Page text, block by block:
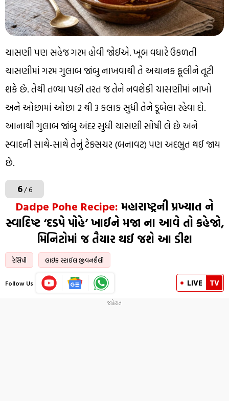
ચાસણી પણ સહેજ ગરમ હોવી જોઈએ. ખૂબ વધારે ઉકળતી
ચાસણીમાં ગરમ ગુલાબ જાંબુ નાખવાથી તે અચાનક ફૂલીને તૂટી
શકે છે. તેથી તળ્યા પછી તરત જ તેને નવશેકી ચાસણીમાં નાખો
અને ઓછામાં ઓછા 2 થી 3 કલાક સુધી તેને ડૂબેલા રહેવા દો.
આનાથી ગુલાબ જાંબુ અંદર સુધી ચાસણી સોષી લે છે અને
સ્વાદની સાથે-સાથે તેનું ટેક્સચર (બનાવટ) પણ અદભુત થઈ જાય
છે.
6/ 6
Dadpe Pohe Recipe: મહારાષ્ટ્રની પ્રખ્યાત ને
સ્વાદિષ્ટ ‘દડપે પોહે’ ખાઈને મજા ના આવે તો કહેજો,
મિનિટોમાં જ તૈયાર થઈ જશે આ ડીશ
રેસિપી લાઈફ સ્ટાઈલ જીવનશૈલી
Follow Us LIVE TV